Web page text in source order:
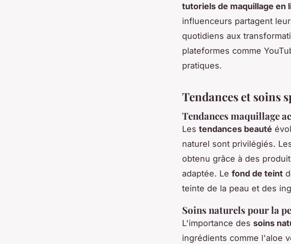
tutoriels de maquillage en
influenceurs partagent
quotidiens aux
plateformes comme
pratiques.
Tendances et soins
Tendances maquillage
Les tendances beauté
naturel sont privilégiés.
obtenu grâce à des
adaptée. Le fond de teint
teinte de la peau et des
Soins naturels pour la
L'importance des soins
ingrédients comme l'aloe